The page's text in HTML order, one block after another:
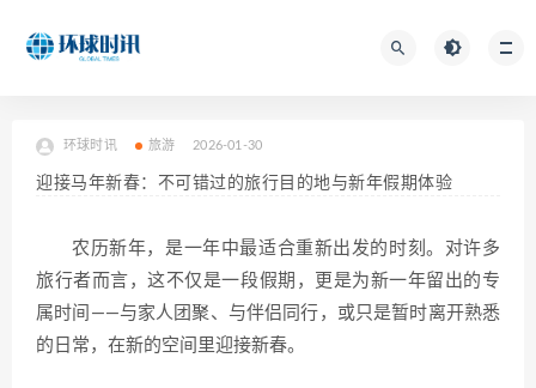
环球时讯 旅游 2026-01-30
迎接马年新春：不可错过的旅行目的地与新年假期体验
农历新年，是一年中最适合重新出发的时刻。对许多
旅行者而言，这不仅是一段假期，更是为新一年留出的专
属时间——与家人团聚、与伴侣同行，或只是暂时离开熟悉
的日常，在新的空间里迎接新春。